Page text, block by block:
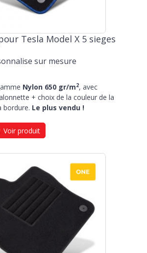
Tesla Model X 5 sieges
sur mesure
Nylon 650 gr/m2, avec
+ choix de la couleur de la
bordure. Le plus vendu !
Voir produit